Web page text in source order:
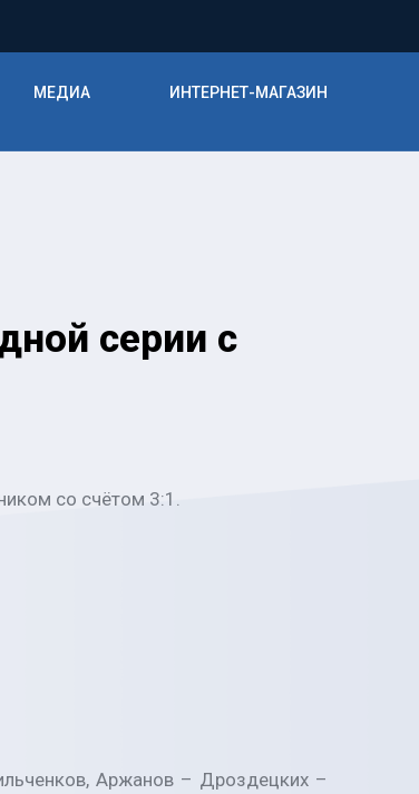
МЕДИА ИНТЕРНЕТ-МАГАЗИН
серии с
со счётом 3:1.
Аржанов – Дроздецких –